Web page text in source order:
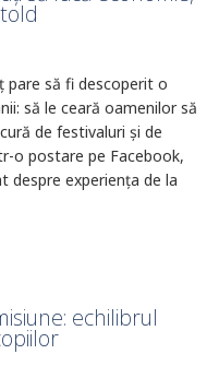
pare să fi descoperit o
să le ceară oamenilor să
de festivaluri și de
o postare pe Facebook,
despre experiența de la
echilibrul